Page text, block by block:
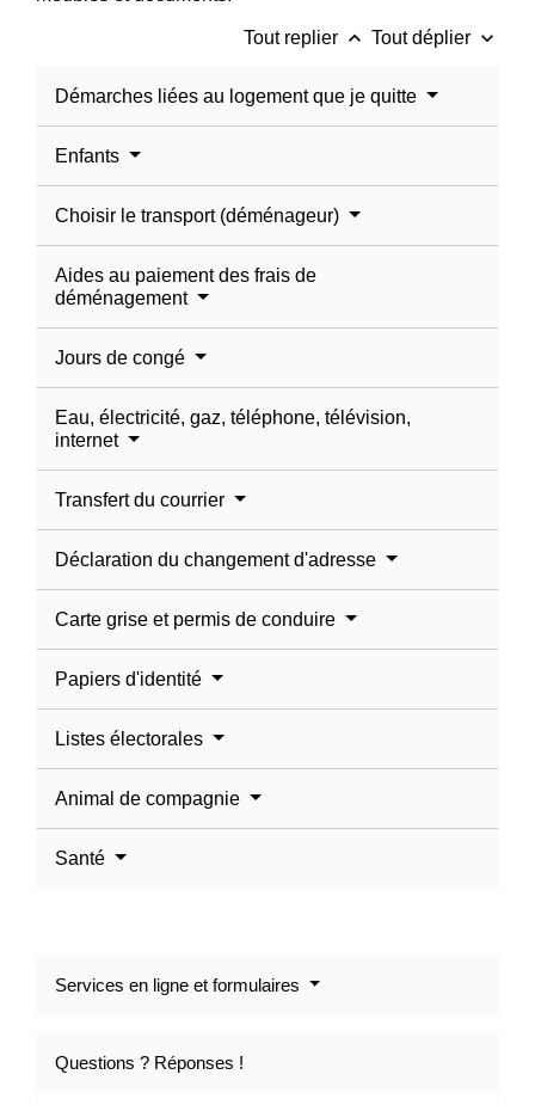
Tout replier keyboard_arrow_up Tout déplier keyboard_arrow_down
Démarches liées au logement que je quitte
Enfants
Choisir le transport (déménageur)
Aides au paiement des frais de
déménagement
Jours de congé
Eau, électricité, gaz, téléphone, télévision,
internet
Transfert du courrier
Déclaration du changement d'adresse
Carte grise et permis de conduire
Papiers d'identité
Listes électorales
Animal de compagnie
Santé
Services en ligne et formulaires
Questions ? Réponses !